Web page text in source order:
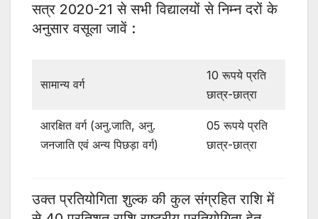
सत्र 2020-21 से सभी विद्यालयों से निम्न दरों के
अनुसार वसूला जावें :
सामान्य वर्ग
10 रूपये प्रति
छात्र-छात्रा
आरक्षित वर्ग (अनु.जाति, अनु.
जनजाति एवं अन्य पिछड़ा वर्ग)
05 रूपये प्रति
छात्र-छात्रा
उक्त प्रतियोगिता शुल्क की कुल संग्रहित राशि में